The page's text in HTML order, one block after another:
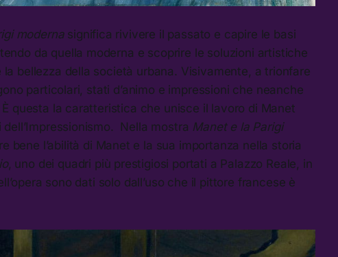
modernasignifica rivivere il passato e capire le basi
da quella moderna e scoprire le soluzioni artistiche
bellezza della società urbana. Visivamente, a trionfare
particolari, stati d’animo e impressioni che neanche
questa la caratteristica che unisce il lavoro di Manet
Nella mostra Manet e la Parigi
bene l’abilità di Manet e la sua importanza nella storia
, uno dei quadri più prestigiosi portati a Palazzo Reale, in
sono dati solo dall’uso che il pittore francese è